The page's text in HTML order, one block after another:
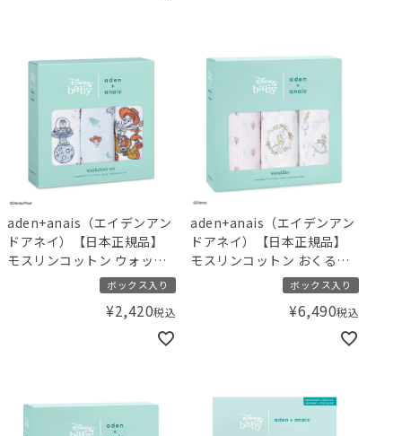
aden+anais（エイデンアン
ドアネイ）【日本正規品】
モスリンコットン ウォッシ
ュクロス 3枚セット ディズ
ニー トイストーリー toy
story 3-pack classic
ボックス入り
¥2,420税込
aden+anais（エイデンアン
ドアネイ）【日本正規品】
モスリンコットン おくるみ
3枚 スワドル ディズニー ア
リス イン ワンダーランド
alice in wonderland 3-
ボックス入り
¥6,490税込